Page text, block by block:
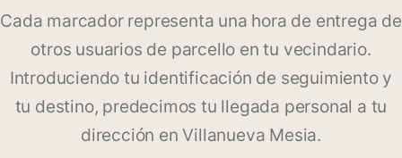
Cada marcador representa una hora de entrega de
otros usuarios de parcello en tu vecindario.
Introduciendo tu identificación de seguimiento y
tu destino, predecimos tu llegada personal a tu
dirección en Villanueva Mesia.